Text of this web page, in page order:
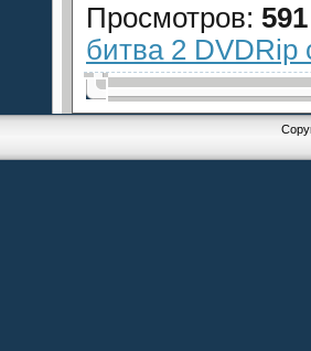
Просмотров: 591
битва 2 DVDRip